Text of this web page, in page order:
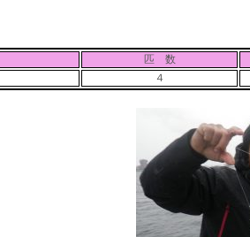
匹 数
４